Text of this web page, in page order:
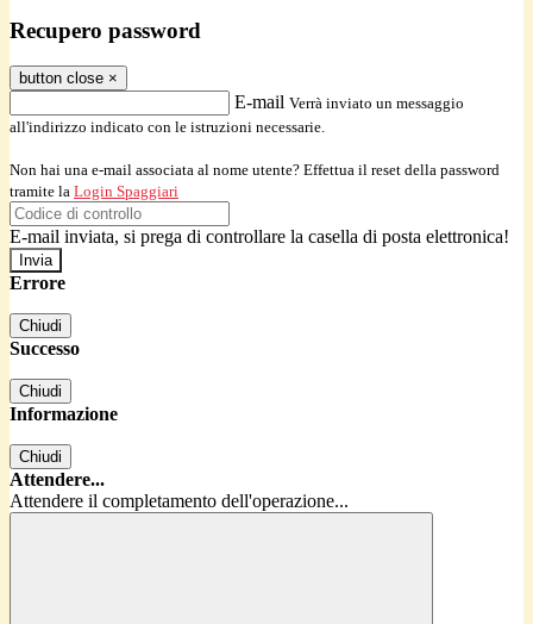
Recupero password
button close ×
E-mail Verrà inviato un messaggio
all'indirizzo indicato con le istruzioni necessarie.
Non hai una e-mail associata al nome utente? Effettua il reset della password
tramite la Login Spaggiari
E-mail inviata, si prega di controllare la casella di posta elettronica!
Errore
Chiudi
Successo
Chiudi
Informazione
Chiudi
Attendere...
Attendere il completamento dell'operazione...